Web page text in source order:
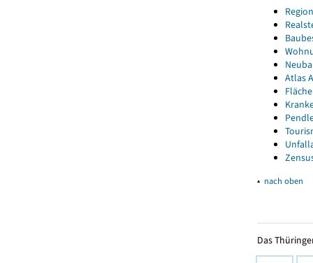
Atlas
▴ nach oben
Das